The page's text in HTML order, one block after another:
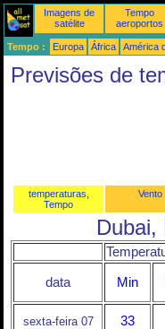
Imagens de
satélite
Tempo
aeroportos
Tempo : Europa África América
Previsões de
temperaturas,
Tempo
Vento
Dubai,
data Min
sexta-feira 07 33